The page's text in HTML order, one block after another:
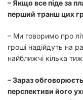
– Якщо все піде за
перший транш цих
– Ми говоримо про
гроші надійдуть на
найближчі кілька
– Зараз
перспективи його